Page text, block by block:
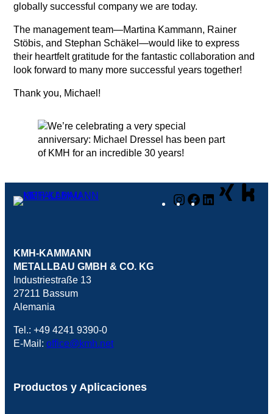
globally successful company we are today.
The management team—Martina Kammann, Rainer
Stöbis, and Stephan Schäkel—would like to express
their heartfelt gratitude for the fantastic collaboration and
look forward to many more successful years together!
Thank you, Michael!
Instagram
Facebook
LinkedIn
KMH-KAMMANN
METALLBAU GMBH & CO. KG
Industriestraße 13
27211 Bassum
Alemania
Tel.: +49 4241 9390-0
E-Mail:office@kmh.net
Productos y Aplicaciones